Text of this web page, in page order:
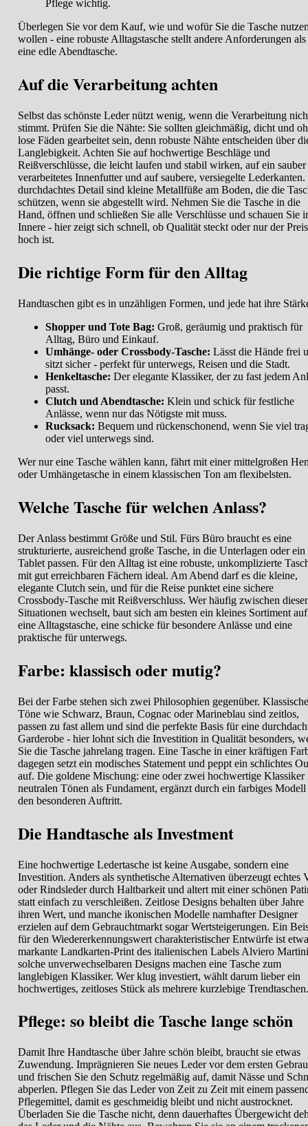
Pflege wichtig.
Überlegen Sie vor dem Kauf, wie und wofür Sie die Tasche
wollen - eine robuste Alltagstasche stellt andere Anforderungen als
eine edle Abendtasche.
Auf die Verarbeitung achten
Selbst das schönste Leder nützt wenig, wenn die Verarbeitung
stimmt. Prüfen Sie die Nähte: Sie sollten gleichmäßig, dicht und
lose Fäden gearbeitet sein, denn robuste Nähte entscheiden über
Langlebigkeit. Achten Sie auf hochwertige Beschläge und
Reißverschlüsse, die leicht laufen und stabil wirken, auf ein sauber
verarbeitetes Innenfutter und auf saubere, versiegelte
durchdachtes Detail sind kleine Metallfüße am Boden, die die
schützen, wenn sie abgestellt wird. Nehmen Sie die Tasche in die
Hand, öffnen und schließen Sie alle Verschlüsse und schauen Sie
Innere - hier zeigt sich schnell, ob Qualität steckt oder nur der Preis
hoch ist.
Die richtige Form für den Alltag
Handtaschen gibt es in unzähligen Formen, und jede hat ihre
Shopper und Tote Bag: Groß, geräumig und praktisch für
Alltag, Büro und Einkauf.
Umhänge- oder Crossbody-Tasche: Lässt die Hände frei
sitzt sicher - perfekt für unterwegs, Reisen und die Stadt.
Henkeltasche: Der elegante Klassiker, der zu fast jedem
passt.
Clutch und Abendtasche: Klein und schick für festliche
Anlässe, wenn nur das Nötigste mit muss.
Rucksack: Bequem und rückenschonend, wenn Sie viel
oder viel unterwegs sind.
Wer nur eine Tasche wählen kann, fährt mit einer mittelgroßen
oder Umhängetasche in einem klassischen Ton am flexibelsten.
Welche Tasche für welchen Anlass?
Der Anlass bestimmt Größe und Stil. Fürs Büro braucht es eine
strukturierte, ausreichend große Tasche, in die Unterlagen oder ein
Tablet passen. Für den Alltag ist eine robuste, unkomplizierte
mit gut erreichbaren Fächern ideal. Am Abend darf es die kleine,
elegante Clutch sein, und für die Reise punktet eine sichere
Crossbody-Tasche mit Reißverschluss. Wer häufig zwischen
Situationen wechselt, baut sich am besten ein kleines Sortiment
eine Alltagstasche, eine schicke für besondere Anlässe und eine
praktische für unterwegs.
Farbe: klassisch oder mutig?
Bei der Farbe stehen sich zwei Philosophien gegenüber. Klassische
Töne wie Schwarz, Braun, Cognac oder Marineblau sind zeitlos,
passen zu fast allem und sind die perfekte Basis für eine
Garderobe - hier lohnt sich die Investition in Qualität besonders,
Sie die Tasche jahrelang tragen. Eine Tasche in einer kräftigen
dagegen setzt ein modisches Statement und peppt ein schlichtes
auf. Die goldene Mischung: eine oder zwei hochwertige Klassiker
neutralen Tönen als Fundament, ergänzt durch ein farbiges
den besonderen Auftritt.
Die Handtasche als Investment
Eine hochwertige Ledertasche ist keine Ausgabe, sondern eine
Investition. Anders als synthetische Alternativen überzeugt echtes
oder Rindsleder durch Haltbarkeit und altert mit einer schönen
statt einfach zu verschleißen. Zeitlose Designs behalten über Jahre
ihren Wert, und manche ikonischen Modelle namhafter Designer
erzielen auf dem Gebrauchtmarkt sogar Wertsteigerungen. Ein
für den Wiedererkennungswert charakteristischer Entwürfe ist
markante Landkarten-Print des italienischen Labels Alviero
solche unverwechselbaren Designs machen eine Tasche zum
langlebigen Klassiker. Wer klug investiert, wählt darum lieber ein
hochwertiges, zeitloses Stück als mehrere kurzlebige Trendtaschen.
Pflege: so bleibt die Tasche lange schön
Damit Ihre Handtasche über Jahre schön bleibt, braucht sie etwas
Zuwendung. Imprägnieren Sie neues Leder vor dem ersten
und frischen Sie den Schutz regelmäßig auf, damit Nässe und
abperlen. Pflegen Sie das Leder von Zeit zu Zeit mit einem
Pflegemittel, damit es geschmeidig bleibt und nicht austrocknet.
Überladen Sie die Tasche nicht, denn dauerhaftes Übergewicht